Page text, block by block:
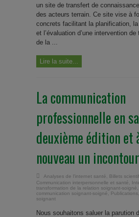
un site de transfert de
des acteurs terrain. Ce site vise à
concrets facilitant la planification,
et l’évaluation d’une intervention
de la ...
Lire la suite...
La communication
professionnelle en
deuxième édition et
nouveau un
Analyses de l'internet santé Billets
Communication interpersonnelle et santé
transformation de la relation soignant-soigné
communication soignant-soigné
Publications
soignant
Nous souhaitons saluer la parution